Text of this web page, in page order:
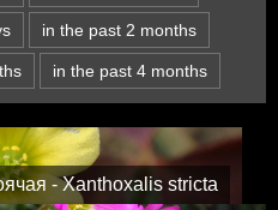
in the past 2 months
in the past 4 months
- Xanthoxalis stricta